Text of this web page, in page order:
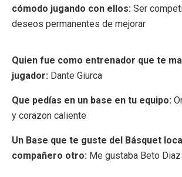
cómodo jugando con ellos: Ser
deseos permanentes de mejorar
Quien fue como entrenador que te
jugador: Dante Giurca
Que pedías en un base en tu equipo:
y corazon caliente
Un Base que te guste del Básquet
compañero otro: Me gustaba Beto Diaz